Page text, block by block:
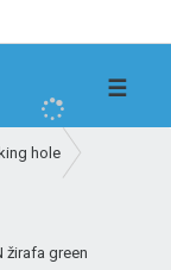
☰
hole
žirafa green